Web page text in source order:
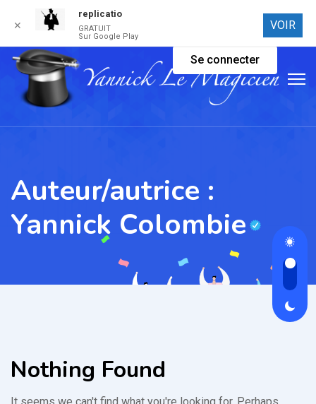
Connexion
Se connecter
Auteur/autrice :
Yannick Colombie
Nothing Found
✕
replicatio
GRATUIT
Sur Google Play
VOIR